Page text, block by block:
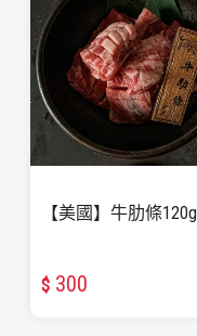
【美國】牛肋條120g
$ 300